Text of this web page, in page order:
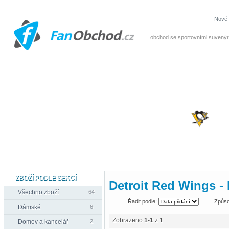
...obchod se sportovními
Nové
ZBOŽÍ PODLE SEKCÍ
Všechno zboží
64
Dámské 6
Domov a kancelář 2
Detroit Red Wings -
Řadit podle:
Zobrazeno 1-1 z 1